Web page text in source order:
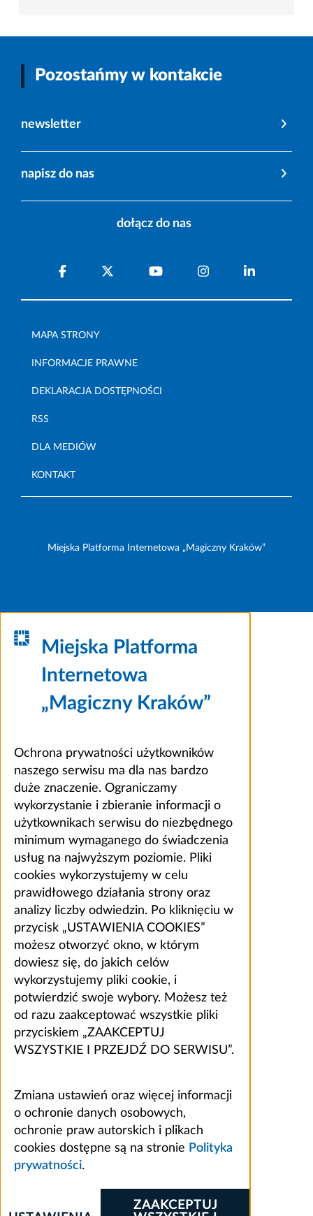
Pozostańmy w kontakcie
newsletter
napisz do nas
dołącz do nas
MAPA STRONY
INFORMACJE PRAWNE
DEKLARACJA DOSTĘPNOŚCI
RSS
DLA MEDIÓW
KONTAKT
Miejska Platforma Internetowa „Magiczny Kraków”
Miejska Platforma
Internetowa
„Magiczny Kraków”
Ochrona prywatności użytkowników
naszego serwisu ma dla nas bardzo
duże znaczenie. Ograniczamy
wykorzystanie i zbieranie informacji o
użytkownikach serwisu do niezbędnego
minimum wymaganego do świadczenia
usług na najwyższym poziomie. Pliki
cookies wykorzystujemy w celu
prawidłowego działania strony oraz
analizy liczby odwiedzin. Po kliknięciu w
przycisk „USTAWIENIA COOKIES”
możesz otworzyć okno, w którym
dowiesz się, do jakich celów
wykorzystujemy pliki cookie, i
potwierdzić swoje wybory. Możesz też
od razu zaakceptować wszystkie pliki
przyciskiem „ZAAKCEPTUJ
WSZYSTKIE I PRZEJDŹ DO SERWISU”.
Zmiana ustawień oraz więcej informacji
o ochronie danych osobowych,
ochronie praw autorskich i plikach
cookies dostępne są na stronie Polityka
prywatności.
ZAAKCEPTUJ